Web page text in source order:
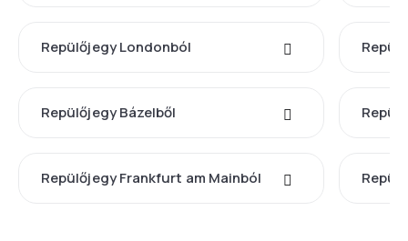
Repülőjegy Londonból
Repülőjegy Bázelből
Repülőjegy Frankfurt am Mainból